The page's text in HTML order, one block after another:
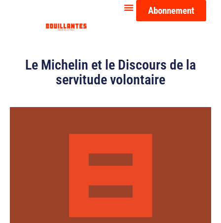
Abonnement
Le Michelin et le Discours de la
servitude volontaire